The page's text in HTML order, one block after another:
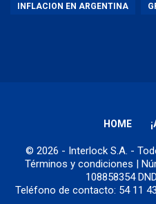
INFLACION EN ARGENTINA
HOME
© 2026 - Interlock S.A. -
Términos y condiciones |
108858354
Teléfono de contacto: 54 11